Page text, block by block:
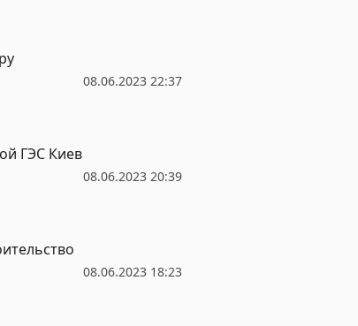
08.06.2023 22:37
08.06.2023 20:39
ГЭС Киев
08.06.2023 18:23